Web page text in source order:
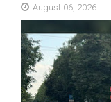
August 06, 2026